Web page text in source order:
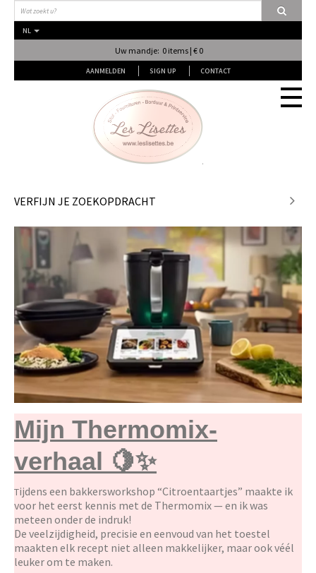
NL
Uw mandje: 0 items | € 0
AANMELDEN SIGN UP CONTACT
Fournituren
Naai & Breiatelier
Lingerie
Breien & Haken
Pakketten
Papier hier
Gepersonaliseerd
Gordijnen
Café Marguerite
VERFIJN JE ZOEKOPDRACHT
Mijn Thermomix-
verhaal 🍋✨
Tijdens een bakkersworkshop “Citroentaartjes” maakte ik
voor het eerst kennis met de Thermomix — en ik was
meteen onder de indruk!
De veelzijdigheid, precisie en eenvoud van het toestel
maakten elk recept niet alleen makkelijker, maar ook véél
leuker om te maken.